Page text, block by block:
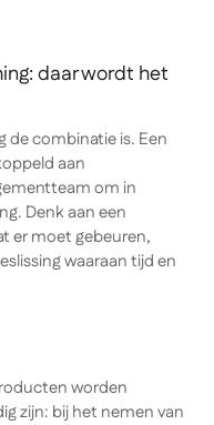
daar wordt het
de combinatie is. Een
aan
om in
Denk aan een
er moet gebeuren,
waaraantijd en
worden
zijn: bij het nemen van